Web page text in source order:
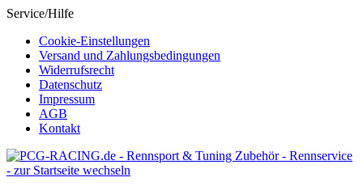
Service/Hilfe
Cookie-Einstellungen
Versand und Zahlungsbedingungen
Widerrufsrecht
Datenschutz
Impressum
AGB
Kontakt